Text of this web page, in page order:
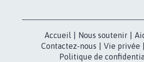
Accueil Nous soutenir
Contactez-nous
Vie privée
Politique de